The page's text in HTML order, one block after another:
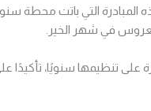
التي باتت محطة
في شهر الخير.
على تنظيمها سنويًا،